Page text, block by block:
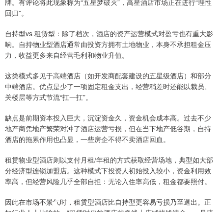
牌。有评论将此现象称为“五星梦破灭”，高星酒店市场正在进行“理性
回归”。
自持型vs 租赁型：除了档次，酒店的资产运营模式对盈亏也有重大影
响。自持物业型酒店通常由投资方拥有土地物业，本身不承担租金压
力，收益更多来自经营毛利和物业升值。
这类模式多见于高端酒店（如开发商配套建设的五星级酒店）和部分
中端酒店。优点是少了一项固定租金支出，经营稍差时还能以裁员、
关楼层等方式节流“扛一扛”。
缺点是前期资本投入巨大，沉淀资金久，资金机会成本高。过去不少
地产商凭地产繁荣对冲了酒店运营亏损，但在当下地产低谷期，自持
酒店的拖累作用也凸显，一些房企不得不卖酒店回血。
租赁物业型酒店则以支付月租/年租的方式获取经营场地，典型如大部
分经济型连锁加盟店。这种模式下投资人初始投入较小，资金利用效
率高，但经营风险几乎全部自担：无论入住率高低，租金都要照付。
因此在市场不景气时，租赁型酒店比自持型更容易亏损乃至退出。正